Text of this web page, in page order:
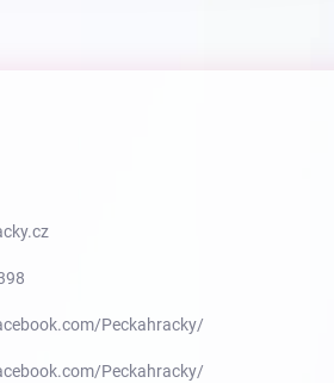
Peckahracky/
Peckahracky/